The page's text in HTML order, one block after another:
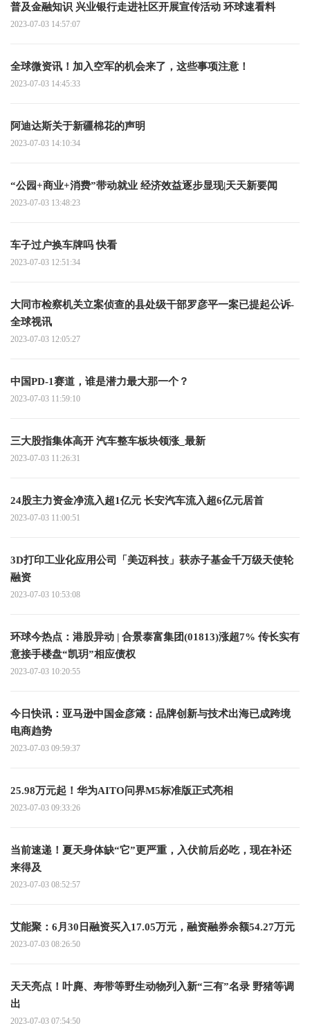
普及金融知识 兴业银行走进社区开展宣传活动 环球速看料
2023-07-03 14:57:07
全球微资讯！加入空军的机会来了，这些事项注意！
2023-07-03 14:45:33
阿迪达斯关于新疆棉花的声明
2023-07-03 14:10:34
“公园+商业+消费”带动就业 经济效益逐步显现|天天新要闻
2023-07-03 13:48:23
车子过户换车牌吗 快看
2023-07-03 12:51:34
大同市检察机关立案侦查的县处级干部罗彦平一案已提起公诉-
全球视讯
2023-07-03 12:05:27
中国PD-1赛道，谁是潜力最大那一个？
2023-07-03 11:59:10
三大股指集体高开 汽车整车板块领涨_最新
2023-07-03 11:26:31
24股主力资金净流入超1亿元 长安汽车流入超6亿元居首
2023-07-03 11:00:51
3D打印工业化应用公司「美迈科技」获赤子基金千万级天使轮
融资
2023-07-03 10:53:08
环球今热点：港股异动 | 合景泰富集团(01813)涨超7% 传长实有
意接手楼盘“凯玥”相应债权
2023-07-03 10:20:55
今日快讯：亚马逊中国金彦箴：品牌创新与技术出海已成跨境
电商趋势
2023-07-03 09:59:37
25.98万元起！华为AITO问界M5标准版正式亮相
2023-07-03 09:33:26
当前速递！夏天身体缺“它”更严重，入伏前后必吃，现在补还
来得及
2023-07-03 08:52:57
艾能聚：6月30日融资买入17.05万元，融资融券余额54.27万元
2023-07-03 08:26:50
天天亮点！叶麂、寿带等野生动物列入新“三有”名录 野猪等调
出
2023-07-03 07:54:50